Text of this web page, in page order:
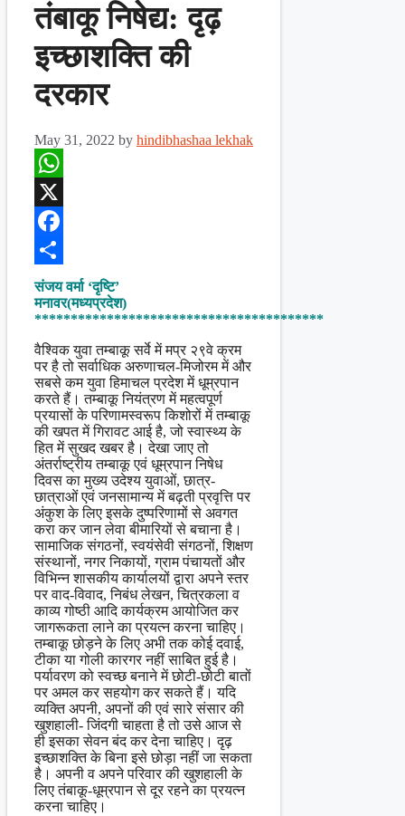
तंबाकू निषेद्य: दृढ़
इच्छाशक्ति की
दरकार
May 31, 2022 by hindibhashaa lekhak
WhatsApp
X
Facebook
Share
संजय वर्मा ‘दृष्टि’
मनावर(मध्यप्रदेश)
****************************************
वैश्विक युवा तम्बाकू सर्वे में मप्र २९वे क्रम
पर है तो सर्वाधिक अरुणाचल-मिजोरम में और
सबसे कम युवा हिमाचल प्रदेश में धूम्रपान
करते हैं। तम्बाकू नियंत्रण में महत्वपूर्ण
प्रयासों के परिणामस्वरूप किशोरों में तम्बाकू
की खपत में गिरावट आई है, जो स्वास्थ्य के
हित में सुखद खबर है। देखा जाए तो
अंतर्राष्ट्रीय तम्बाकू एवं धूम्रपान निषेध
दिवस का मुख्य उदेश्य युवाओं, छात्र-
छात्राओं एवं जनसामान्य में बढ़ती प्रवृत्ति पर
अंकुश के लिए इसके दुष्परिणामों से अवगत
करा कर जान लेवा बीमारियों से बचाना है।
सामाजिक संगठनों, स्वयंसेवी संगठनों, शिक्षण
संस्थानों, नगर निकायों, ग्राम पंचायतों और
विभिन्न शासकीय कार्यालयों द्वारा अपने स्तर
पर वाद-विवाद, निबंध लेखन, चित्रकला व
काव्य गोष्ठी आदि कार्यक्रम आयोजित कर
जागरूकता लाने का प्रयत्न करना चाहिए।
तम्बाकू छोड़ने के लिए अभी तक कोई दवाई,
टीका या गोली कारगर नहीं साबित हुई है।
पर्यावरण को स्वच्छ बनाने में छोटी-छोटी बातों
पर अमल कर सहयोग कर सकते हैं। यदि
व्यक्ति अपनी, अपनों की एवं सारे संसार की
खुशहाली- जिंदगी चाहता है तो उसे आज से
ही इसका सेवन बंद कर देना चाहिए। दृढ़
इच्छाशक्ति के बिना इसे छोड़ा नहीं जा सकता
है। अपनी व अपने परिवार की खुशहाली के
लिए तंबाकू-धूम्रपान से दूर रहने का प्रयत्न
करना चाहिए।